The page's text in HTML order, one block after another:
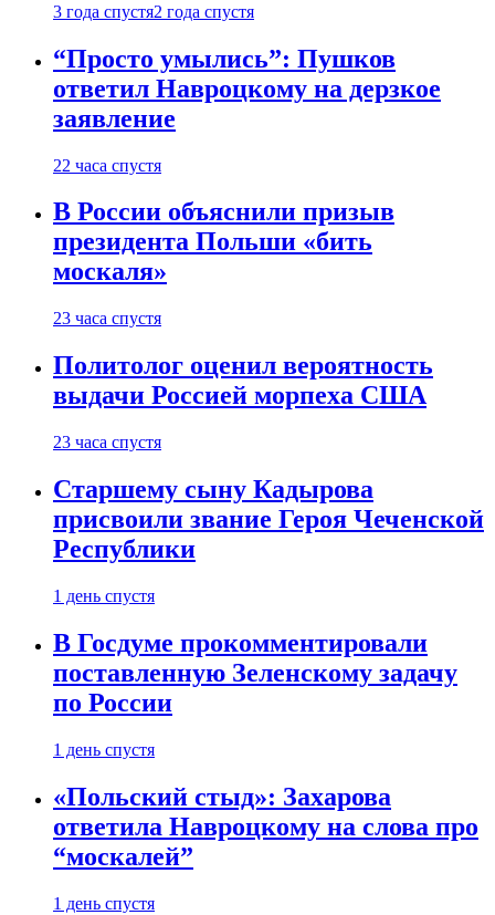
3 года спустя2 года спустя
“Просто умылись”: Пушков
ответил Навроцкому на дерзкое
заявление
22 часа спустя
В России объяснили призыв
президента Польши «бить
москаля»
23 часа спустя
Политолог оценил вероятность
выдачи Россией морпеха США
23 часа спустя
Старшему сыну Кадырова
присвоили звание Героя Чеченской
Республики
1 день спустя
В Госдуме прокомментировали
поставленную Зеленскому задачу
по России
1 день спустя
«Польский стыд»: Захарова
ответила Навроцкому на слова про
“москалей”
1 день спустя